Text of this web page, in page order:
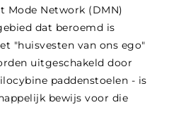
Mode Network (DMN)
dat beroemd is
"huisvesten van ons ego"
uitgeschakeld door
paddenstoelen - is
bewijs voor die